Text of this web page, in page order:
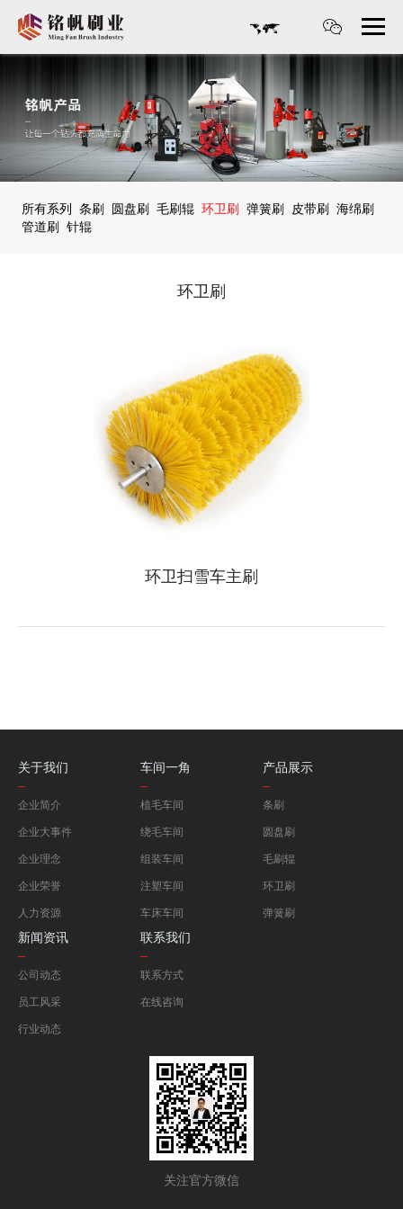
所有系列 条刷 圆盘刷 毛刷辊 环卫刷 弹簧刷 皮带刷 海绵刷
管道刷 针辊
环卫刷
环卫扫雪车主刷
关于我们
企业简介
企业大事件
企业理念
企业荣誉
人力资源
车间一角
植毛车间
绕毛车间
组装车间
注塑车间
车床车间
产品展示
条刷
圆盘刷
毛刷辊
环卫刷
弹簧刷
新闻资讯
公司动态
员工风采
行业动态
联系我们
联系方式
在线咨询
关注官方微信